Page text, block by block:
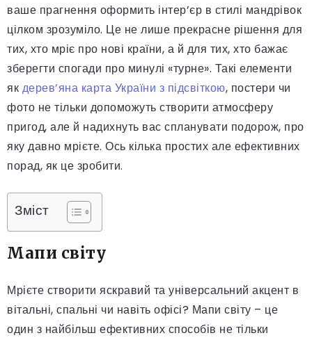
ваше прагнення оформить інтер’єр в стилі мандрівок
цілком зрозуміло. Це не лише прекрасне рішення для
тих, хто мріє про нові країни, а й для тих, хто бажає
зберегти спогади про минулі «турне». Такі елементи
як дерев’яна карта України з підсвіткою, постери чи
фото не тільки допоможуть створити атмосферу
пригод, але й надихнуть вас спланувати подорож, про
яку давно мрієте. Ось кілька простих але ефективних
порад, як це зробити.
Зміст
Мапи світу
Мрієте створити яскравий та універсальний акцент в
вітальні, спальні чи навіть офісі? Мапи світу – це
один з найбільш ефективних способів не тільки